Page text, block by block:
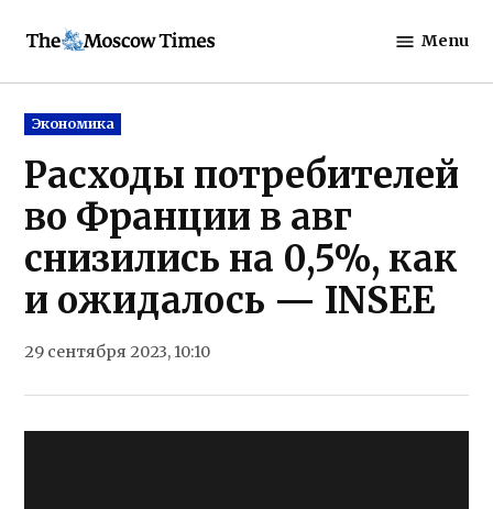
Moscow
Menu
Posted
in
Экономика
Расходы потребителей
во Франции в авг
снизились на 0,5%, как
и ожидалось — INSEE
29 сентября 2023, 10:10